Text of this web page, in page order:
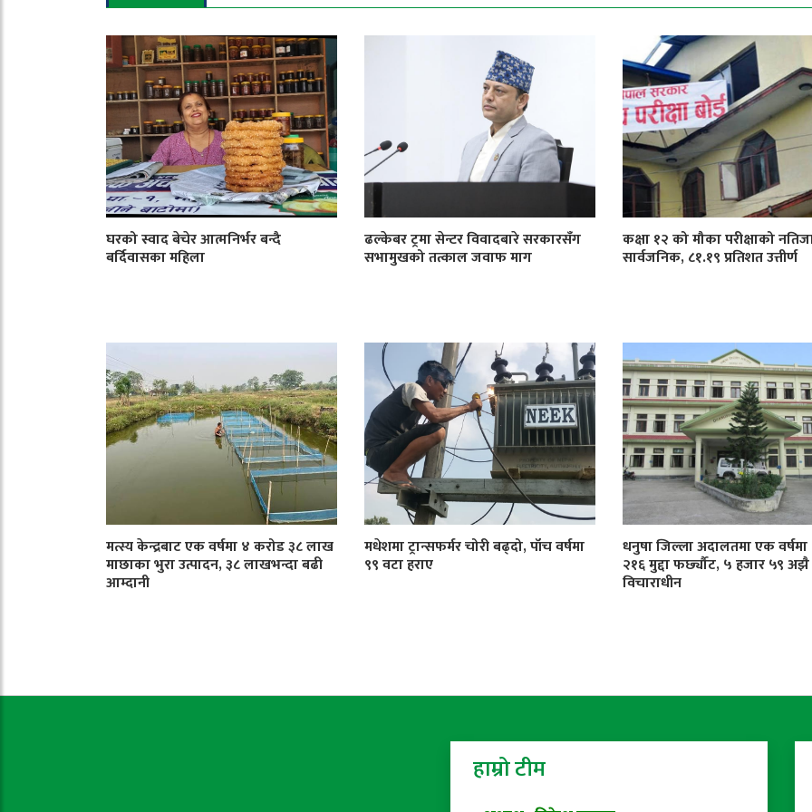
घरको स्वाद बेचेर आत्मनिर्भर बन्दै
बर्दिवासका महिला
ढल्केबर ट्रमा सेन्टर विवादबारे सरकारसँग
सभामुखको तत्काल जवाफ माग
कक्षा १२ को मौका परीक्षाको
सार्वजनिक, ८१.१९ प्रतिशत उत्तीर्ण
मत्स्य केन्द्रबाट एक वर्षमा ४ करोड ३८ लाख
माछाका भुरा उत्पादन, ३८ लाखभन्दा बढी
आम्दानी
मधेशमा ट्रान्सफर्मर चोरी बढ्दो, पाँच वर्षमा
९९ वटा हराए
धनुषा जिल्ला अदालतमा एक
२१६ मुद्दा फर्छ्यौट, ५ हजार ५९ अझै
विचाराधीन
हाम्रो टीम